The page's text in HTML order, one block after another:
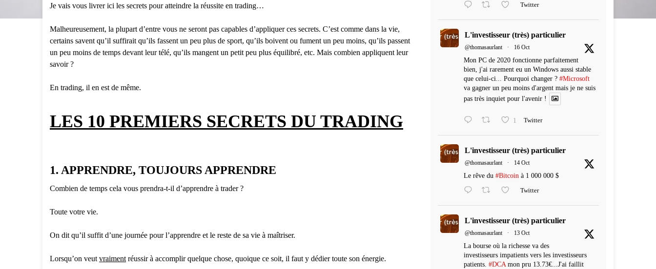
Je vais vous livrer ici les secrets pour atteindre la réussite en trading…
Malheureusement, la plupart d’entre vous ne seront pas capables d’appliquer ces secrets. C’est comme dans la vie,
certains savent qu’il suffirait qu’ils fassent un peu plus de sport, qu’ils boivent ou fument un peu moins, qu’ils passent
un peu moins de temps devant leur télé, qu’ils mangent un petit peu plus équilibré, etc. Mais combien appliquent leur
savoir ?
En trading, il en est de même.
LES 10 PREMIERS SECRETS DU TRADING
1. APPRENDRE, TOUJOURS APPRENDRE
Combien de temps cela vous prendra-t-il d’apprendre à trader ?
Toute votre vie.
On dit qu’il suffit d’une journée pour l’apprendre et le reste de sa vie à maîtriser.
Lorsqu’on veut vraiment réussir à accomplir quelque chose, quoique ce soit, il faut y dédier toute son énergie.
Twitter
L'investisseur (très) particulier
@thomasaurlant · 16 Oct
Mon PC de 2020 fonctionne parfaitement
bien, j'ai rarement eu un Windows aussi stable
que celui-ci... Pourquoi changer ? #Microsoft
va gagner un peu moins d'argent mais je ne suis
pas très inquiet pour l'avenir !
1 Twitter
L'investisseur (très) particulier
@thomasaurlant · 14 Oct
Le rêve du #Bitcoin à 1 000 000 $
Twitter
L'investisseur (très) particulier
@thomasaurlant · 13 Oct
La bourse où la richesse va des
investisseurs impatients vers les investisseurs
patients. #DCAmon pru 13.73€...J'ai faillit